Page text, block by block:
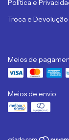
Política e
Troca e Devolução
Meios de
Meios de envio